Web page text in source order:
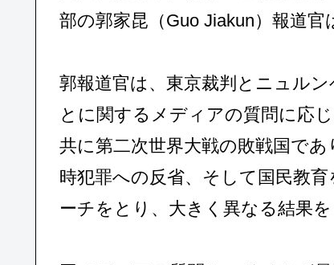
部の郭家昆（Guo Jiakun）報道官
郭報道官は、東京裁判とニュル
とに関するメディアの質問に応
共に第二次世界大戦の敗戦国で
時犯罪への反省、そして国民教
ーチをとり、大きく異なる結果を